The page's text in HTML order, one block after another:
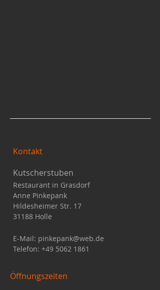
Kontakt
Kutscherstuben
Restaurant in Grasdorf
Anne Pinkepank
Hildesheimer Str. 17
31188 Holle
E-Mail: pinkepank@web.de
Telefon: +49 5062 1861
Öffnungszeiten